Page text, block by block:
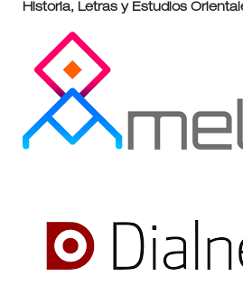
Historia, Letras y Estudios